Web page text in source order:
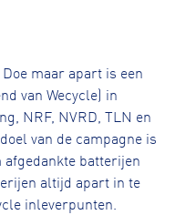
maar apart is een
van Wecycle) in
NRF, NVRD, TLN en
van de campagne is
afgedankte batterijen
altijd apart in te
inleverpunten.